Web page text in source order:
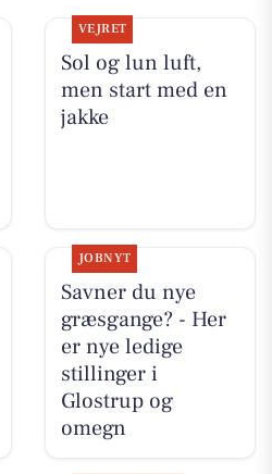
VEJRET
Sol og lun luft,
men start med en
jakke
JOBNYT
Savner du nye
græsgange? - Her
er nye ledige
stillinger i
Glostrup og
omegn